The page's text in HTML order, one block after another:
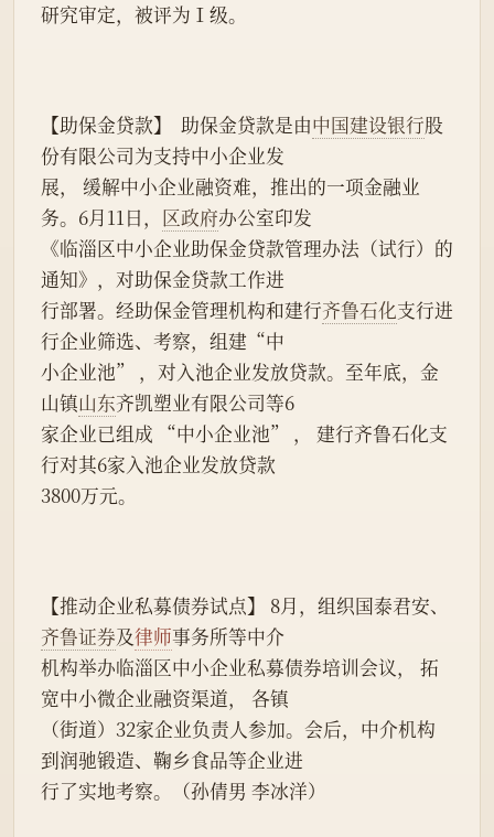
研究审定，被评为Ⅰ级。
【助保金贷款】  助保金贷款是由中国建设银行股
份有限公司为支持中小企业发
展， 缓解中小企业融资难，推出的一项金融业
务。6月11日， 区政府办公室印发
《临淄区中小企业助保金贷款管理办法（试行）的
通知》，对助保金贷款工作进
行部署。经助保金管理机构和建行齐鲁石化支行进
行企业筛选、考察，组建“中
小企业池” ，对入池企业发放贷款。至年底，金
山镇山东齐凯塑业有限公司等6
家企业已组成 “中小企业池” ， 建行齐鲁石化支
行对其6家入池企业发放贷款
3800万元。
【推动企业私募债券试点】 8月，组织国泰君安、
齐鲁证券及律师事务所等中介
机构举办临淄区中小企业私募债券培训会议， 拓
宽中小微企业融资渠道， 各镇
（街道）32家企业负责人参加。会后，中介机构
到润驰锻造、鞠乡食品等企业进
行了实地考察。（孙倩男 李冰洋）